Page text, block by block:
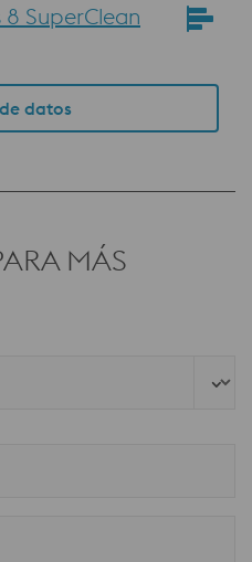
SuperClean
datos
MÁS